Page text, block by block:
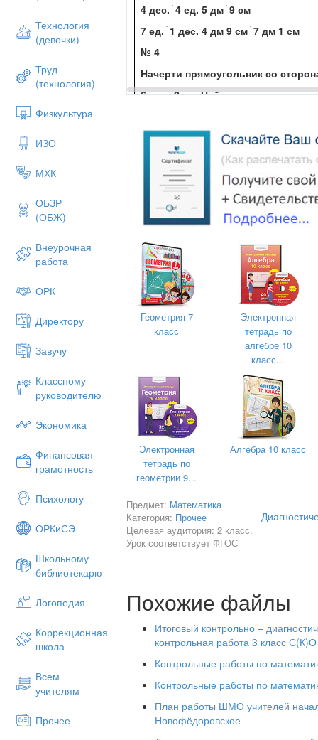
Технология
(девочки)
Труд
(технология)
Физкультура
ИЗО
МХК
ОБЗР
(ОБЖ)
Внеурочная
работа
ОРК
Директору
Завучу
Классному
руководителю
Экономика
Финансовая
грамотность
Психологу
ОРКиСЭ
Школьному
библиотекарю
Логопедия
Коррекционная
школа
Всем
учителям
Прочее
4 дес. ׄ 4 ед. 5 дм ׄ 9 см
7 ед. ׄ 1 дес. 4 дм 9 см ׄ 7 дм 1 см
№ 4
Начерти прямоугольник со
6 см и 2 см. Найди его периметр.
№5 Реши задачу.
Ученики полили в школьном саду
20 деревьев. После этого им
яблонь и 10 слив.
Сколько всего деревьев в саду?
№1 Вычисли, записывая решение
43 + 21 = 87 – 45 =
54 + 38 = 62 – 39 =
З8 + 42 = 90 – 16 =
62 – (7 + 35) =
№2 Реши уравнение
Χ + 2 = 42 23 – Χ = 3
4 дес. ׄ 4 ед. 5 дм ׄ 9 см
7 ед. ׄ 1 дес. 4 дм 9 см ׄ 7 дм 1 см
6 см и 2 см. Найди его периметр.
5 Реши задачу.
Ученики полили в школьном саду
20 деревьев. После этого им
Сколько всего деревьев в саду?
Геометрия 7
класс
Электронная
тетрадь по
алгебре 10
класс...
Электронная
тетрадь по
геометрии 9...
Алгебра 10 класс
Предмет: Математика
Категория: Прочее
Целевая аудитория: 2 класс.
Урок соответствует ФГОС
Похожие файлы
Итоговый контрольно –
контрольная работа 3 класс
Контрольные работы по
Контрольные работы по
План работы ШМО учителей
Новофёдоровское